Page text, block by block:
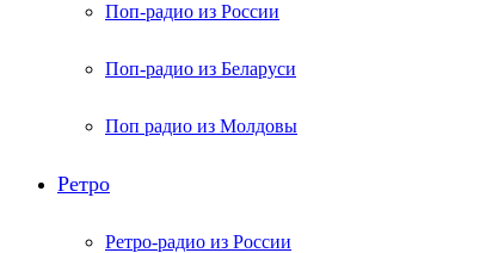
Поп-радио из России
Поп-радио из Беларуси
Поп радио из Молдовы
Ретро
Ретро-радио из России